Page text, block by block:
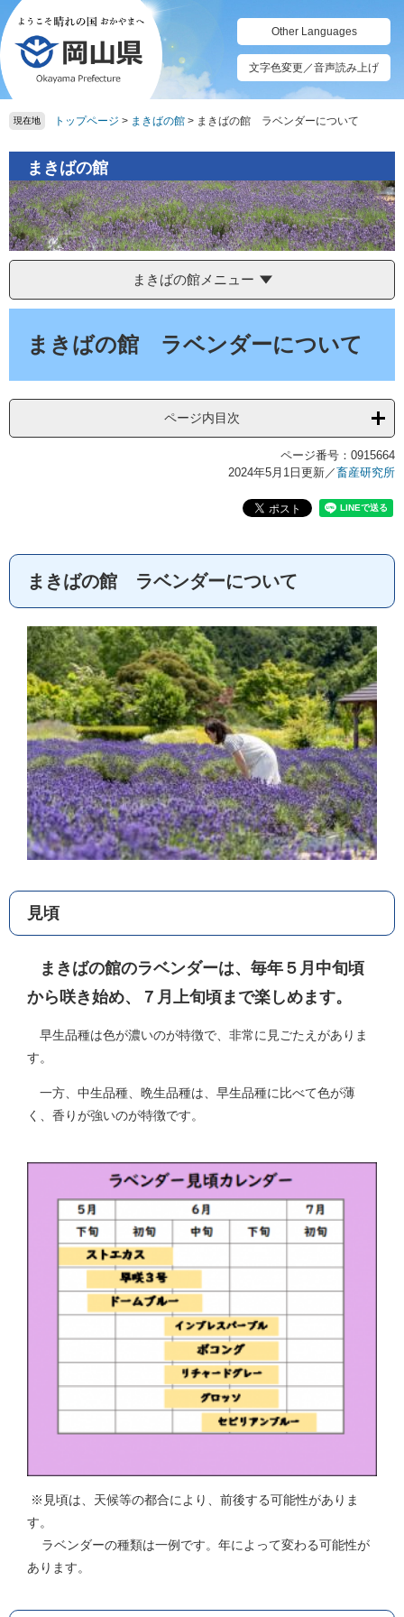
ペ
ー
ジ
の
先
頭
メ
ニ
ュ
ー
を
飛
本
文
へ
Other Languages
文字色変更／音声読み上げ
現在地 トップページ > まきばの館 > まきばの館 ラベンダーについて
まきばの館
まきばの館メニュー
まきばの館 ラベンダーについて
ページ内目次
ページ番号：0915664
2024年5月1日更新／畜産研究所
まきばの館 ラベンダーについて
見頃
まきばの館のラベンダーは、毎年５月中旬頃
から咲き始め、７月上旬頃まで楽しめます。
早生品種は色が濃いのが特徴で、非常に見ごたえがありま
す。
一方、中生品種、晩生品種は、早生品種に比べて色が薄
く、香りが強いのが特徴です。
※見頃は、天候等の都合により、前後する可能性がありま
す。
ラベンダーの種類は一例です。年によって変わる可能性が
あります。